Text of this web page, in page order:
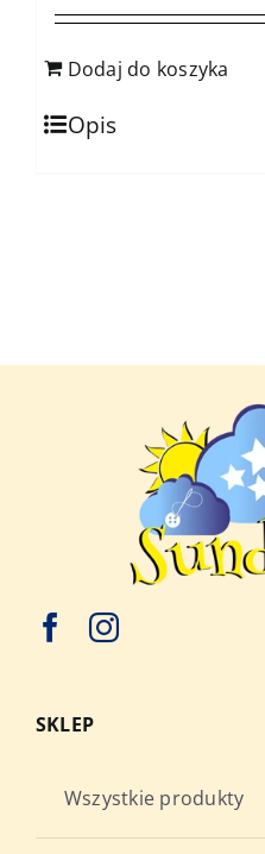
Dodaj do koszyka
Opis
SKLEP
Wszystkie produkty